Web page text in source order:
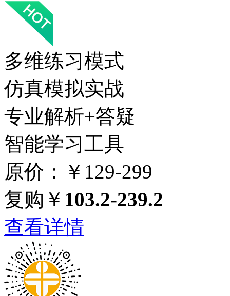
多维练习模式
仿真模拟实战
专业解析+答疑
智能学习工具
原价：￥129-299
复购￥ 103.2-239.2
查看详情